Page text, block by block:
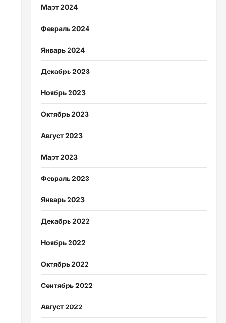
Март 2024
Февраль 2024
Январь 2024
Декабрь 2023
Ноябрь 2023
Октябрь 2023
Август 2023
Март 2023
Февраль 2023
Январь 2023
Декабрь 2022
Ноябрь 2022
Октябрь 2022
Сентябрь 2022
Август 2022